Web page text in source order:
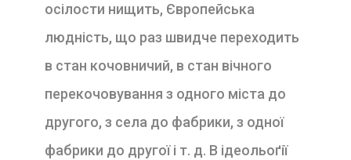
осілости нищить, Європейська
людність, що раз швидче переходить
в стан кочовничий, в стан вічного
перекочовування з одного міста до
другого, з села до фабрики, з одної
фабрики до другої і т. д. В ідеольоґії